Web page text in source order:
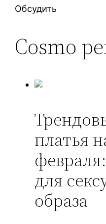
Обсудить
Cosmo
платья
для
образа